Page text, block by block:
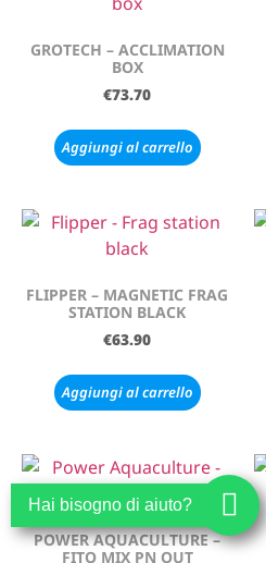
GROTECH – ACCLIMATION
BOX
€73.70
Aggiungi al carrello
FLIPPER – MAGNETIC FRAG
STATION BLACK
€63.90
Aggiungi al carrello
POWER AQUACULTURE –
FITO MIX PN OUT
Hai bisogno di aiuto?